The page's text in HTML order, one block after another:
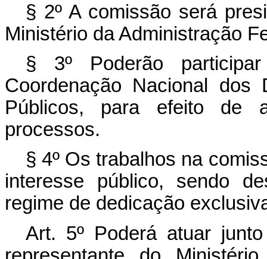
§ 2º A comissão será
Ministério da Administração
§ 3º Poderão
Coordenação Nacional
Públicos, para efeito de
processos.
§ 4º Os trabalhos na
interesse público, sendo
regime de dedicação
Art. 5º Poderá atuar